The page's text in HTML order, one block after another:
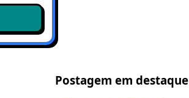
Postagem em destaque